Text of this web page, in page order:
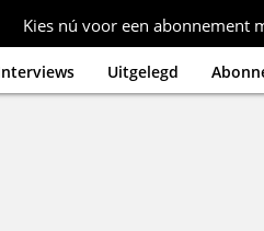
Kies nú voor een abonnement
Uitgelegd